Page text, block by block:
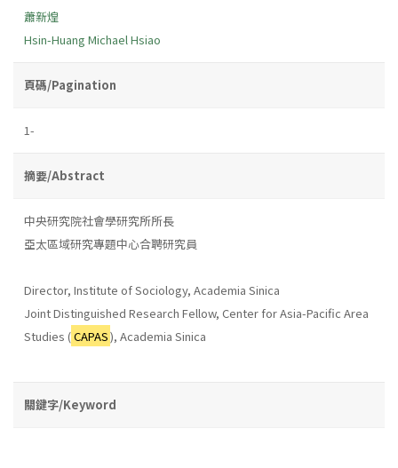
蕭新煌
Hsin-Huang Michael Hsiao
頁碼/Pagination
1-
摘要/Abstract
中央研究院社會學研究所所長
亞太區域研究專題中心合聘研究員
Director, Institute of Sociology, Academia Sinica
Joint Distinguished Research Fellow, Center for Asia-Pacific Area
Studies (CAPAS), Academia Sinica
關鍵字/Keyword